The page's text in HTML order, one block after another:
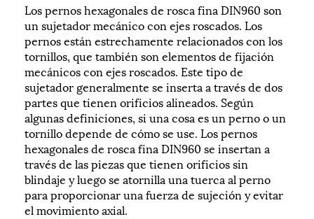
Los pernos hexagonales de rosca fina DIN960 son
un sujetador mecánico con ejes roscados. Los
pernos están estrechamente relacionados con los
tornillos, que también son elementos de fijación
mecánicos con ejes roscados. Este tipo de
sujetador generalmente se inserta a través de dos
partes que tienen orificios alineados. Según
algunas definiciones, si una cosa es un perno o un
tornillo depende de cómo se use. Los pernos
hexagonales de rosca fina DIN960 se insertan a
través de las piezas que tienen orificios sin
blindaje y luego se atornilla una tuerca al perno
para proporcionar una fuerza de sujeción y evitar
el movimiento axial.